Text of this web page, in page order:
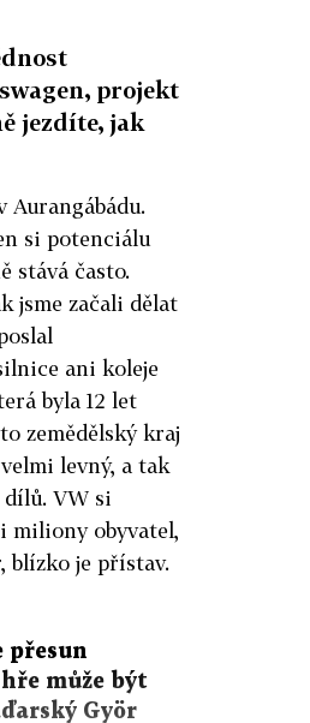
projekt
jezdíte, jak
Aurangábádu.
si potenciálu
stává často.
jsme začali dělat
ani koleje
byla 12 let
zemědělský kraj
levný, a tak
dílů. VW si
miliony obyvatel,
blízko je přístav.
přesun
může být
Györ